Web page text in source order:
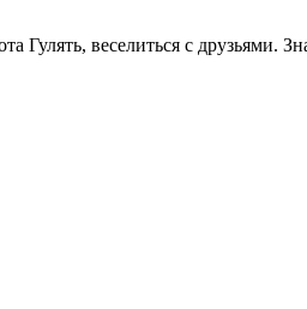
веселиться с друзьями.